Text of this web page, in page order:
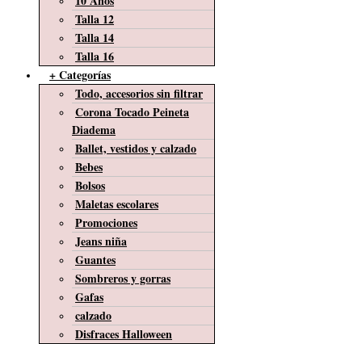
Talla 12
Talla 14
Talla 16
+ Categorías
Todo, accesorios sin filtrar
Corona Tocado Peineta
Diadema
Ballet, vestidos y calzado
Bebes
Bolsos
Maletas escolares
Promociones
Jeans niña
Guantes
Sombreros y gorras
Gafas
calzado
Disfraces Halloween